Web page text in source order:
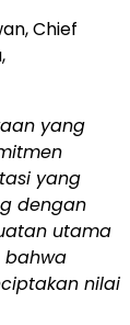
Chief
yang
yang
dengan
utama
bahwa
nilai